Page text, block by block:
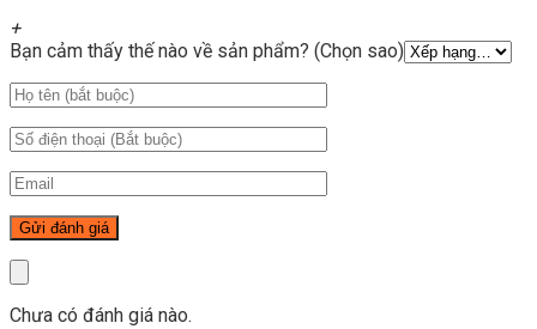
+
Bạn cảm thấy thế nào về sản phẩm? (Chọn sao)
Chưa có đánh giá nào.